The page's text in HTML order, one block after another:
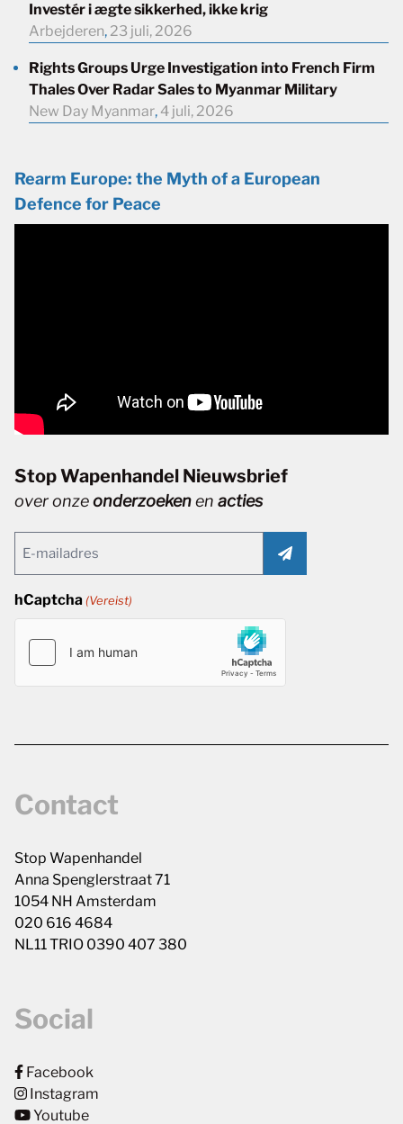
Investér i ægte sikkerhed, ikke krig
Arbejderen, 23 juli, 2026
Rights Groups Urge Investigation into French Firm
Thales Over Radar Sales to Myanmar Military
New Day Myanmar, 4 juli, 2026
Rearm Europe: the Myth of a European
Defence for Peace
Stop Wapenhandel Nieuwsbrief
over onzeonderzoekenen acties
(Vereist)
hCaptcha (Vereist)
Contact
Stop Wapenhandel
Anna Spenglerstraat 71
1054 NH Amsterdam
020 616 4684
NL11 TRIO 0390 407 380
Social
Facebook
Instagram
Youtube